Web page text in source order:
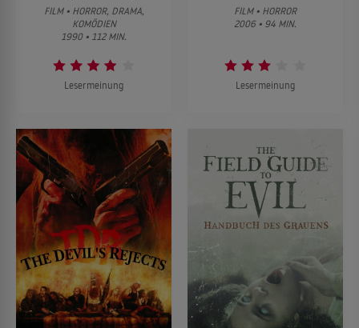
FILM • HORROR, DRAMA,
KOMÖDIEN
1990 • 112 MIN.
Lesermeinung
FILM • HORROR
2006 • 94 MIN.
Lesermeinung